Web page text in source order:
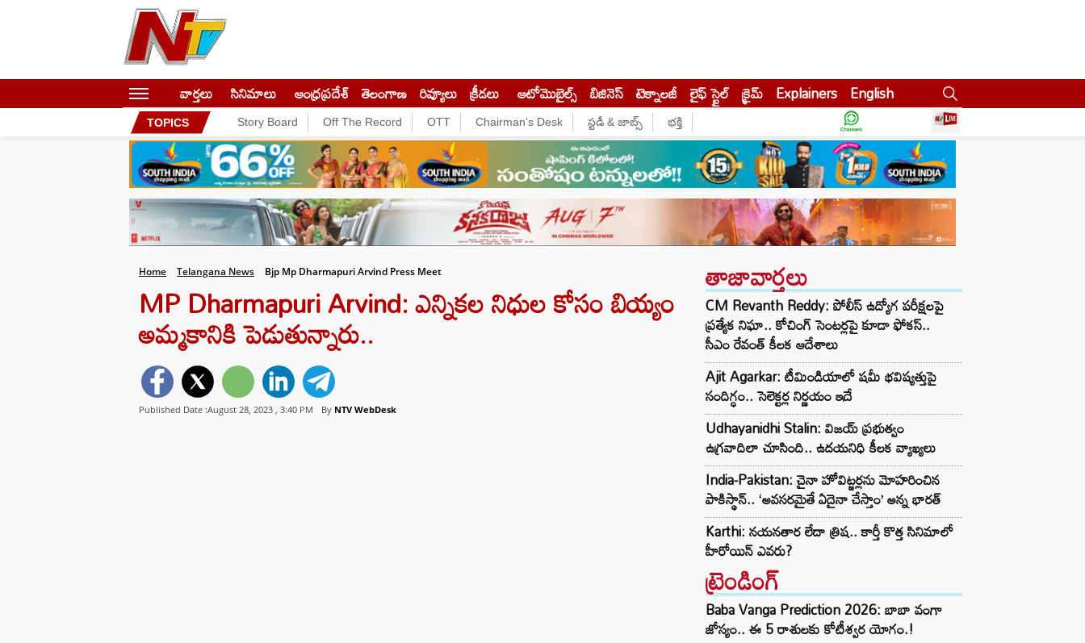
వార్తలు సినిమాలు ఆంధ్రప్రదేశ్ తెలంగాణ రివ్యూలు క్రీడలు ఆటోమొబైల్స్ బిజినెస్‌ టెక్నాలజీ లైఫ్ స్టైల్ క్రైమ్ Explainers English
TOPICS Story Board Off The Record OTT Chairman's Desk స్టడీ & జాబ్స్ భక్తి
Home Telangana News Bjp Mp Dharmapuri Arvind Press Meet
MP Dharmapuri Arvind: ఎన్నికల నిధుల కోసం బియ్యం
అమ్మకానికి పెడుతున్నారు..
Published Date :August 28, 2023 , 3:40 PM By NTV WebDesk
తాజావార్తలు
CM Revanth Reddy: పోలీస్ ఉద్యోగ పరీక్షలపై
ప్రత్యేక నిఘా.. కోచింగ్ సెంటర్లపై కూడా ఫోకస్..
సీఎం రేవంత్ కీలక ఆదేశాలు
Ajit Agarkar: టీమిండియాలో షమీ భవిష్యత్తుపై
సందిగ్ధం.. సెలెక్టర్ల నిర్ణయం ఇదే
Udhayanidhi Stalin: విజయ్ ప్రభుత్వం
ఉగ్రవాదిలా చూసింది.. ఉదయనిధి కీలక వ్యాఖ్యలు
India-Pakistan: చైనా హోవిట్జర్లను మోహరించిన
పాకిస్థాన్.. ‘అవసరమైతే ఏదైనా చేస్తాం’ అన్న భారత్
Karthi: నయనతార లేదా త్రిష.. కార్తీ కొత్త సినిమాలో
హీరోయిన్ ఎవరు?
ట్రెండింగ్‌
Baba Vanga Prediction 2026: బాబా వంగా
జోస్యం.. ఈ 5 రాశులకు కోటీశ్వర యోగం.!